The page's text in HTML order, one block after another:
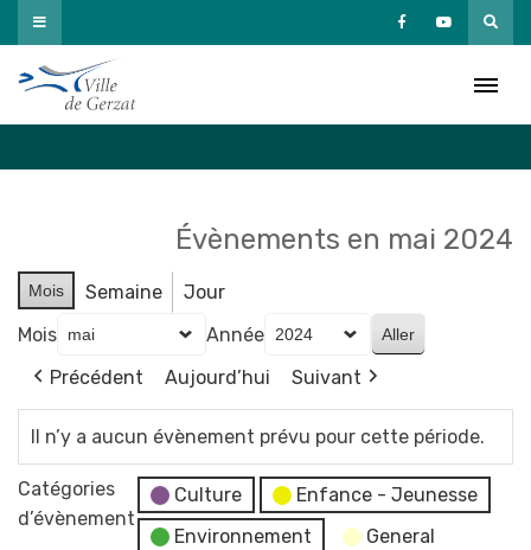
Passer
au
contenu
Évènements en mai 2024
Mois Semaine
Jour
Mois
Année
Précédent
Aujourd’hui Suivant
Il n’y a aucun évènement prévu pour cette période.
Catégories
d’évènement
Culture
Enfance - Jeunesse
Environnement
General